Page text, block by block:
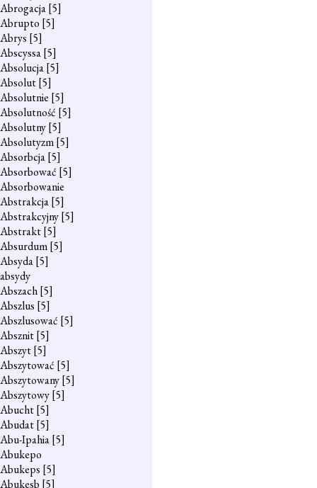
Abrogacja[5]
Abrupto [5]
Abrys [5]
Abscyssa[5]
Absolucja[5]
Absolut[5]
Absolutnie [5]
Absolutność [5]
Absolutny[5]
Absolutyzm[5]
Absorbcja[5]
Absorbować [5]
Absorbowanie
Abstrakcja[5]
Abstrakcyjny[5]
Abstrakt[5]
Absurdum[5]
Absyda[5]
absydy
Abszach[5]
Abszlus [5]
Abszlusować [5]
Absznit[5]
Abszyt[5]
Abszytować [5]
Abszytowany[5]
Abszytowy[5]
Abucht[5]
Abudat[5]
Abu-Ipahia[5]
Abukepo
Abukeps [5]
Abukesb [5]